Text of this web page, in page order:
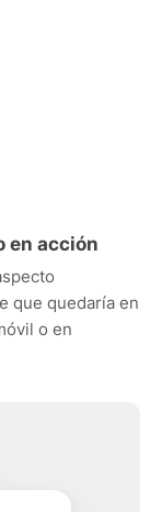
en acción
que quedaría en
o en